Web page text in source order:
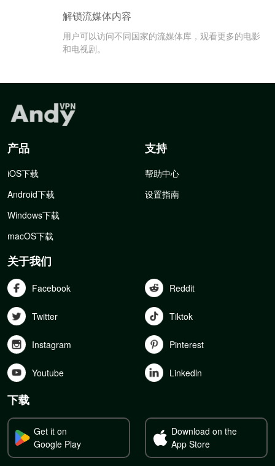
解锁流媒体内容
用户可以访问不同国家的流媒体库，观看更多的电影
和电视剧。
产品
iOS下载
Android下载
Windows下载
macOS下载
支持
帮助中心
设置指南
关于我们
Facebook Reddit
Twitter Tiktok
Instagram Pinterest
Youtube Linkedln
下载
Get it on
Google Play
Download on the
App Store